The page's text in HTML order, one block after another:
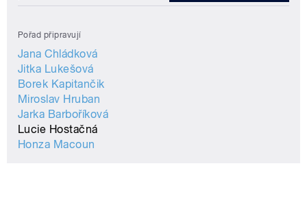
Pořad připravují
Jana Chládková
Jitka Lukešová
Borek Kapitančik
Miroslav Hruban
Jarka Barboříková
Lucie Hostačná
Honza Macoun